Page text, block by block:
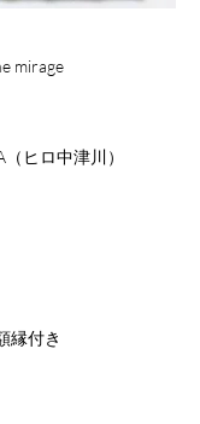
mirage
ヒロ中津川）
縁付き